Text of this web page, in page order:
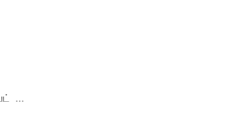
...